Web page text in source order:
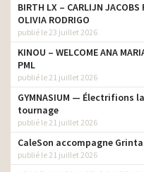
BIRTH LX – CARLIJN JACOBS
OLIVIA RODRIGO
publié le 23 juillet 2026
KINOU – WELCOME ANA
PML
publié le 21 juillet 2026
GYMNASIUM — Électrifions
tournage
publié le 21 juillet 2026
CaleSon accompagne
publié le 21 juillet 2026